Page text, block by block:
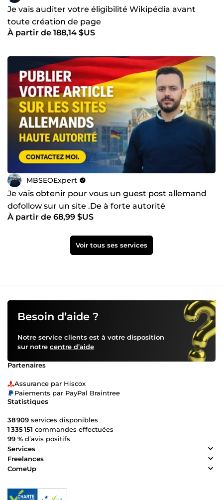
Je vais auditer votre éligibilité Wikipédia avant
toute création de page
À partir de 188,14 $US
MBSEOExpert
Je vais obtenir pour vous un guest post allemand
dofollow sur un site .De à forte autorité
À partir de 68,99 $US
Voir tous ses services
Besoin d’aide ?
Notre service clients est à votre disposition
sur notre centre d’aide
Partenaires
Assurance par Hiscox
Paiements par PayPal Braintree
Statistiques
38 909 services disponibles
1 335 151 commandes effectuées
99 % d’avis positifs
Services
Freelances
ComeUp